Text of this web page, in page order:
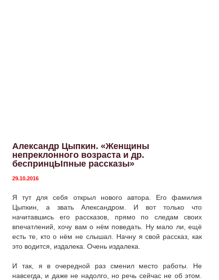
Александр Цыпкин. «Женщины
непреклонного возраста и др.
беспринцЫпные рассказы»
29.10.2016
Я тут для себя открыл нового автора. Его фамилия
Цыпкин, а звать Александром. И вот только что
начитавшись его рассказов, прямо по следам своих
впечатлений, хочу вам о нём поведать. Ну мало ли, ещё
есть те, кто о нём не слышал. Начну я свой рассказ, как
это водится, издалека. Очень издалека.
И так, я в очередной раз сменил место работы. Не
навсегда, и даже не надолго, но речь сейчас не об этом.